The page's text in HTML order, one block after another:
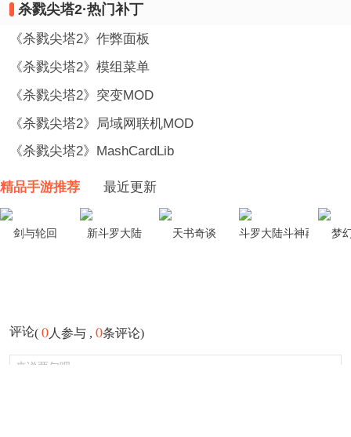
杀戮尖塔2·热门补丁
《杀戮尖塔2》作弊面板
《杀戮尖塔2》模组菜单
《杀戮尖塔2》突变MOD
《杀戮尖塔2》局域网联机MOD
《杀戮尖塔2》MashCardLib
精品手游推荐 最近更新
剑与轮回 新斗罗大陆 天书奇谈 斗罗大陆斗神再临 梦
评论( 0人参与 , 0条评论)